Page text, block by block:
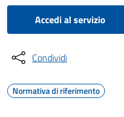
Accedi al servizio
Condividi
Normativa di riferimento